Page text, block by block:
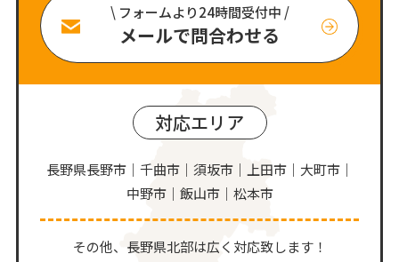
\ フォームより24時間受付中 /
メールで問合わせる
対応エリア
長野県長野市｜千曲市｜須坂市｜上田市｜大町市｜
中野市｜飯山市｜松本市
その他、⻑野県北部は広く対応致します！